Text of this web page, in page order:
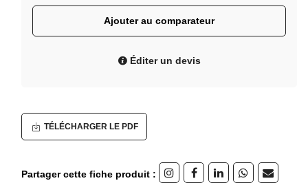
Ajouter au comparateur
Éditer un devis
TÉLÉCHARGER LE PDF
Partager cette fiche produit :